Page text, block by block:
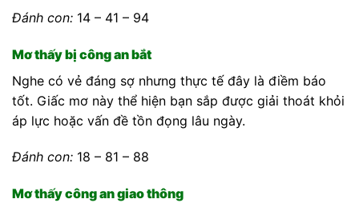
Đánh con: 14 – 41 – 94
Mơ thấy bị công an bắt
Nghe có vẻ đáng sợ nhưng thực tế đây là điềm báo
tốt. Giấc mơ này thể hiện bạn sắp được giải thoát khỏi
áp lực hoặc vấn đề tồn đọng lâu ngày.
Đánh con: 18 – 81 – 88
Mơ thấy công an giao thông